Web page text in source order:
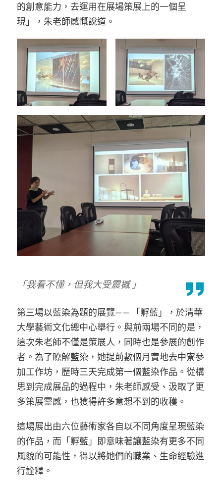
的創意能力，去運用在展場策展上的一個呈
現」，朱老師感慨說道。
「我看不懂，但我大受震撼 」
第三場以藍染為題的展覽—— 「孵藍」，於清華
大學藝術文化總中心舉行。與前兩場不同的是，
這次朱老師不僅是策展人，同時也是參展的創作
者。為了瞭解藍染，她提前數個月實地去中寮參
加工作坊，歷時三天完成第一個藍染作品。從構
思到完成展品的過程中，朱老師感受、汲取了更
多策展靈感，也獲得許多意想不到的收穫。
這場展出由六位藝術家各自以不同角度呈現藍染
的作品，而「孵藍」即意味著讓藍染有更多不同
風貌的可能性，得以將她們的職業、生命經驗進
行詮釋。